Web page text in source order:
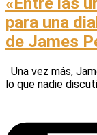
para una
de James
Una vez más,
lo que nadie